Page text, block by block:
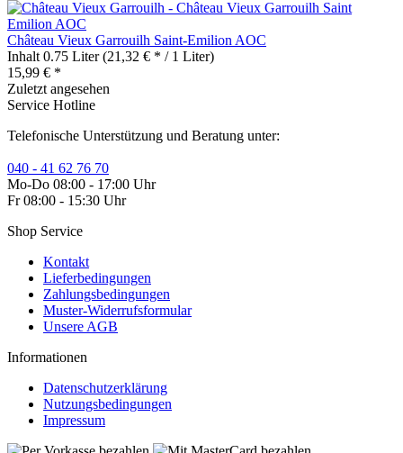
Château Vieux Garrouilh Saint-Emilion AOC
Inhalt 0.75 Liter(21,32 € * / 1 Liter)
15,99 € *
Zuletzt angesehen
Service Hotline
Telefonische Unterstützung und Beratung unter:
040 - 41 62 76 70
Mo-Do 08:00 - 17:00 Uhr
Fr 08:00 - 15:30 Uhr
Shop Service
Kontakt
Lieferbedingungen
Zahlungsbedingungen
Muster-Widerrufsformular
Unsere AGB
Informationen
Datenschutzerklärung
Nutzungsbedingungen
Impressum